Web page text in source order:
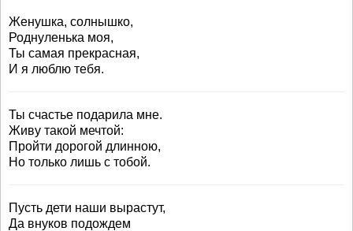
Женушка, солнышко,
Роднуленька моя,
Ты самая прекрасная,
И я люблю тебя.
Ты счастье подарила мне.
Живу такой мечтой:
Пройти дорогой длинною,
Но только лишь с тобой.
Пусть дети наши вырастут,
Да внуков подождем